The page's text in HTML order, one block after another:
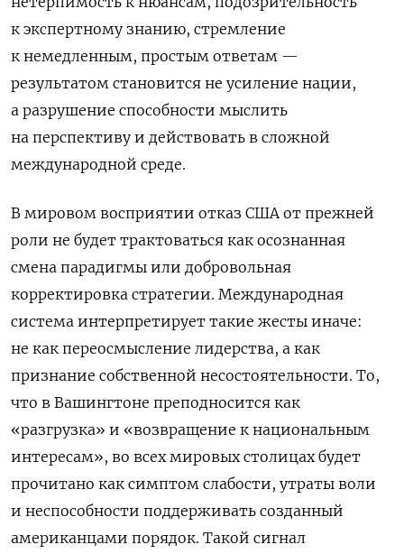
к экспертному знанию, стремление
к немедленным, простым ответам —
результатом становится не усиление нации,
а разрушение способности мыслить
на перспективу и действовать в сложной
международной среде.
В мировом восприятии отказ США от прежней
роли не будет трактоваться как осознанная
смена парадигмы или добровольная
корректировка стратегии. Международная
система интерпретирует такие жесты иначе:
не как переосмысление лидерства, а как
признание собственной несостоятельности. То,
что в Вашингтоне преподносится как
«разгрузка» и «возвращение к национальным
интересам», во всех мировых столицах будет
прочитано как симптом слабости, утраты воли
и неспособности поддерживать созданный
американцами порядок. Такой сигнал